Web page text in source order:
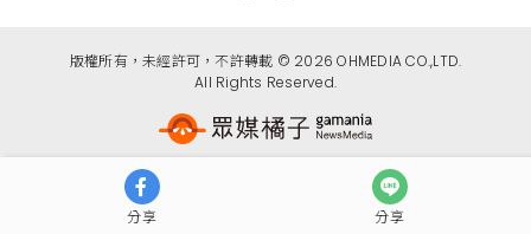
分享 分享
版權所有，未經許可，不許轉載 © 2026 OHMEDIA CO.,LTD.
All Rights Reserved.